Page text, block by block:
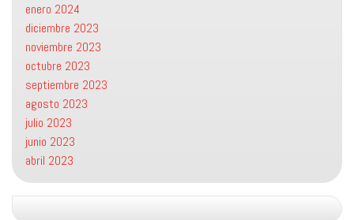
enero 2024
diciembre 2023
noviembre 2023
octubre 2023
septiembre 2023
agosto 2023
julio 2023
junio 2023
abril 2023